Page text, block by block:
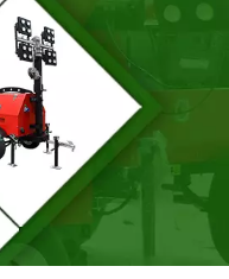
français
Deutsch
italiano
русский
español